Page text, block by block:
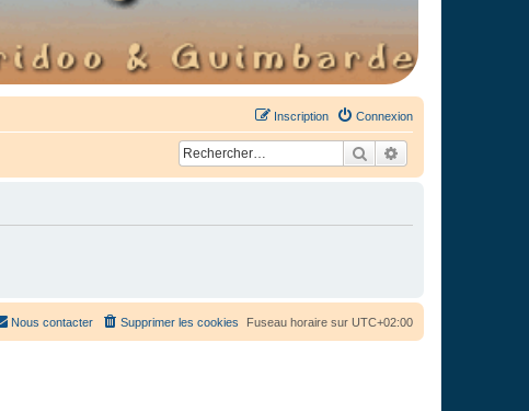
Connexion
Inscription
Rechercher
Fuseau horaire sur UTC+02:00
Supprimer les cookies
Nous contacter